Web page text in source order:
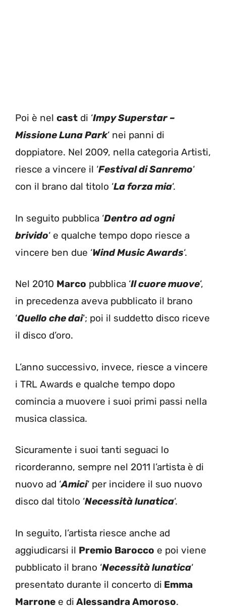
Poi è nel cast di ‘Impy Superstar –
Missione Luna Park‘ nei panni di
doppiatore. Nel 2009, nella categoria Artisti,
riesce a vincere il ‘Festival di Sanremo‘
con il brano dal titolo ‘La forza mia‘.
In seguito pubblica ‘Dentro ad ogni
brivido‘ e qualche tempo dopo riesce a
vincere ben due ‘Wind Music Awards‘.
Nel 2010 Marco pubblica ‘Il cuore muove‘,
in precedenza aveva pubblicato il brano
‘Quello che dai‘; poi il suddetto disco riceve
il disco d’oro.
L’anno successivo, invece, riesce a vincere
i TRL Awards e qualche tempo dopo
comincia a muovere i suoi primi passi nella
musica classica.
Sicuramente i suoi tanti seguaci lo
ricorderanno, sempre nel 2011 l’artista è di
nuovo ad ‘Amici‘ per incidere il suo nuovo
disco dal titolo ‘Necessità lunatica‘.
In seguito, l’artista riesce anche ad
aggiudicarsi il Premio Barocco e poi viene
pubblicato il brano ‘Necessità lunatica‘
presentato durante il concerto di Emma
Marrone e di Alessandra Amoroso.